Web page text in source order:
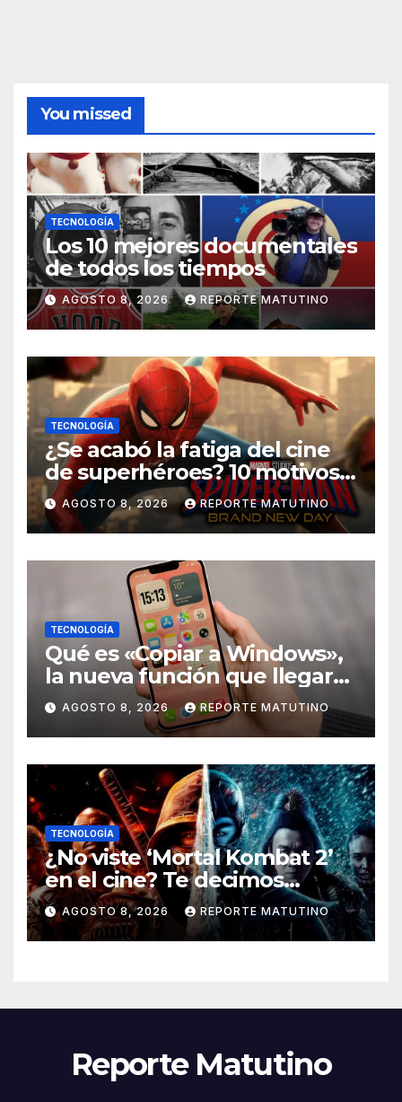
You missed
TECNOLOGÍA
Los 10 mejores documentales
de todos los tiempos
AGOSTO 8, 2026 REPORTE MATUTINO
TECNOLOGÍA
¿Se acabó la fatiga del cine
de superhéroes? 10 motivos
por los que ‘Spider-Man:
Brand New Day» desmiente
esa teoría
AGOSTO 8, 2026 REPORTE MATUTINO
TECNOLOGÍA
Qué es «Copiar a Windows»,
la nueva función que llegará
al iPhone solo para Europa
AGOSTO 8, 2026 REPORTE MATUTINO
TECNOLOGÍA
¿No viste ‘Mortal Kombat 2’
en el cine? Te decimos
dónde verla en streaming
ahora mismo y te damos tres
razones para hacerlo
AGOSTO 8, 2026 REPORTE MATUTINO
Reporte Matutino